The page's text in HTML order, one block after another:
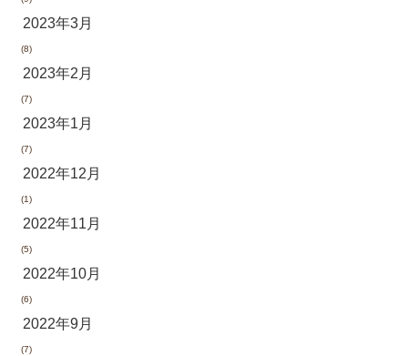
2023年3月
(8)
2023年2月
(7)
2023年1月
(7)
2022年12月
(1)
2022年11月
(5)
2022年10月
(6)
2022年9月
(7)